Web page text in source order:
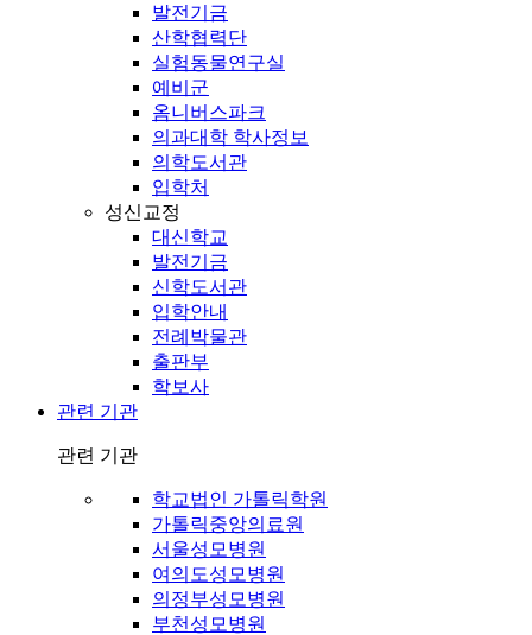
발전기금
산학협력단
실험동물연구실
예비군
옴니버스파크
의과대학 학사정보
의학도서관
입학처
성신교정
대신학교
발전기금
신학도서관
입학안내
전례박물관
출판부
학보사
관련 기관
관련 기관
학교법인 가톨릭학원
가톨릭중앙의료원
서울성모병원
여의도성모병원
의정부성모병원
부천성모병원